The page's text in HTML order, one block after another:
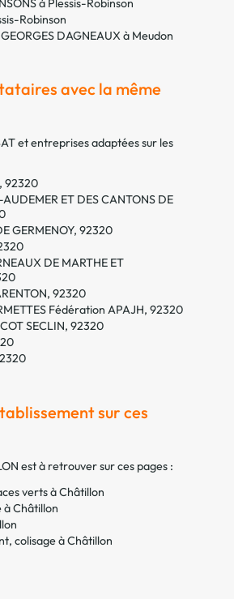
à Plessis-Robinson
Robinson
DAGNEAUX à Meudon
avec la même
et entreprises adaptées sur les
92320
ET DES CANTONS DE
GERMENOY, 92320
DE MARTHE ET
92320
Fédération APAJH, 92320
SECLIN, 92320
sur ces
est à retrouver sur ces pages :
verts à Châtillon
à Châtillon
colisage à Châtillon